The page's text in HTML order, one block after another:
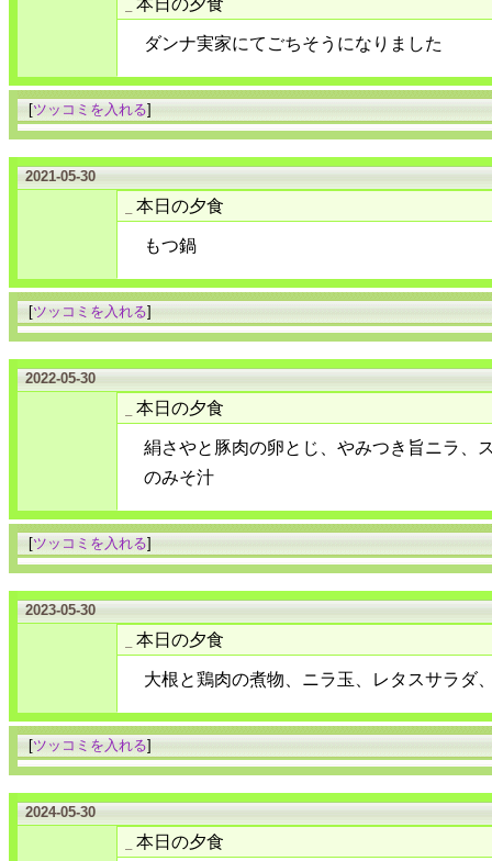
ダンナ実家にてごちそうになりました
[ツッコミを入れる]
2021-05-30
本日の夕食
もつ鍋
[ツッコミを入れる]
2022-05-30
本日の夕食
絹さやと豚肉の卵とじ、やみつき旨ニラ、
のみそ汁
[ツッコミを入れる]
2023-05-30
本日の夕食
大根と鶏肉の煮物、ニラ玉、レタスサラダ
[ツッコミを入れる]
2024-05-30
本日の夕食